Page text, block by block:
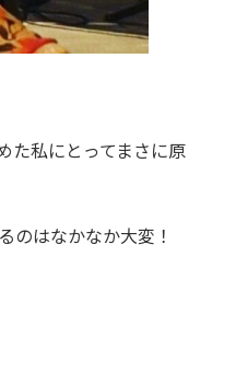
た私にとってまさに原
のはなかなか大変！